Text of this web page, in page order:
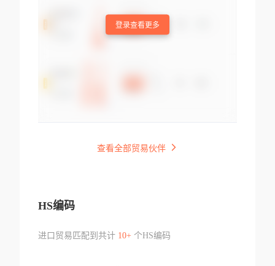
登录查看更多
查看全部贸易伙伴
HS编码
进口贸易匹配到共计 10+个HS编码